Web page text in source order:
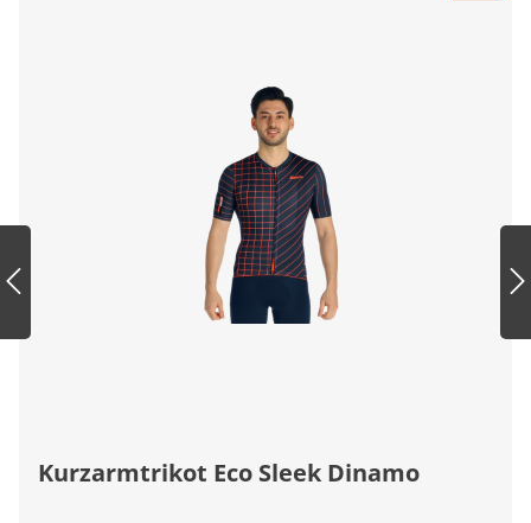
Kurzarmtrikot Eco Sleek Dinamo